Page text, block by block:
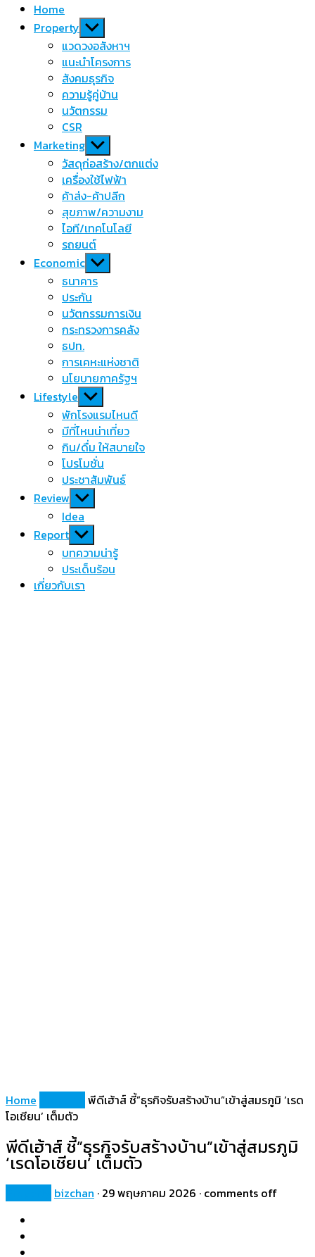
Home
Property Show
sub
menu
แวดวงอสังหาฯ
แนะนำโครงการ
สังคมธุรกิจ
ความรู้คู่บ้าน
นวัตกรรม
CSR
Marketing Show
sub
menu
วัสดุก่อสร้าง/ตกแต่ง
เครื่องใช้ไฟฟ้า
ค้าส่ง-ค้าปลีก
สุขภาพ/ความงาม
ไอที/เทคโนโลยี
รถยนต์
Economic Show
sub
menu
ธนาคาร
ประกัน
นวัตกรรมการเงิน
กระทรวงการคลัง
ธปท.
การเคหะแห่งชาติ
นโยบายภาครัฐฯ
Lifestyle Show
sub
menu
พักโรงแรมไหนดี
มีที่ไหนน่าเที่ยว
กิน/ดื่ม ให้สบายใจ
โปรโมชั่น
ประชาสัมพันธ์
Review Show
sub
menu
Idea
Report Show
sub
menu
บทความน่ารู้
ประเด็นร้อน
เกี่ยวกับเรา
Home
พีดีเฮ้าส์ ชี้”ธุรกิจรับสร้างบ้าน”เข้าสู่สมรภูมิ ‘เรด
โอเชียน’ เต็มตัว
พีดีเฮ้าส์ ชี้”ธุรกิจรับสร้างบ้าน”เข้าสู่สมรภูมิ
‘เรดโอเชียน’ เต็มตัว
bizchan · 29 พฤษภาคม 2026 · comments off